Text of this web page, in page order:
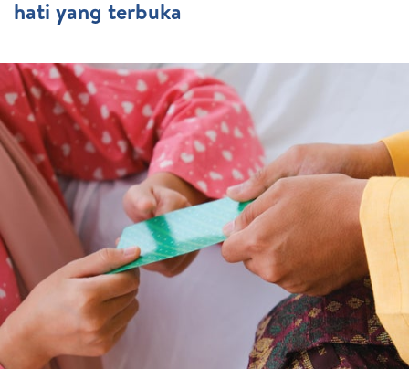
hati yang terbuka